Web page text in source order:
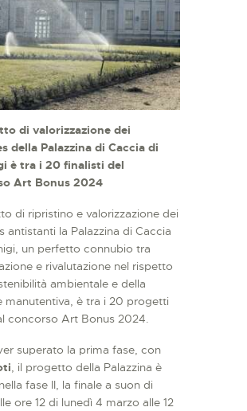
di valorizzazione dei
della Palazzina di Caccia di
è tra i 20 finalisti del
Art Bonus 2024
di ripristino e valorizzazione dei
antistanti la Palazzina di Caccia
un perfetto connubio tra
e rivalutazione nel rispetto
ambientale e della
manutentiva, è tra i 20 progetti
concorso Art Bonus 2024.
superato la prima fase, con
, il progetto della Palazzina è
fase II, la finale a suon di
ore 12 di lunedì 4 marzo alle 12